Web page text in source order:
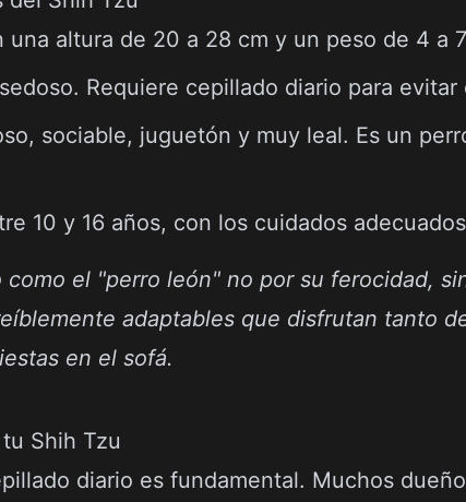
una altura de 20 a 28 cm y un peso de 4 a
Requiere cepillado diario para evitar
sociable, juguetón y muy leal. Es un
10 y 16 años, con los cuidados
como el "perro león" no por su ferocidad,
adaptables que disfrutan tanto
en el sofá.
Shih Tzu
diario es fundamental. Muchos